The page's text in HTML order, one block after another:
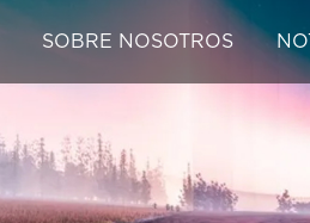
SOBRE NOSOTROS